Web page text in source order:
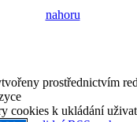
nahoru
prostřednictvím
cookies k ukládání